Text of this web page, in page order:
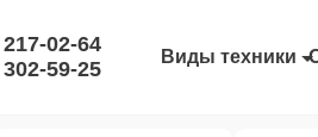
02-64
59-25
Виды техники